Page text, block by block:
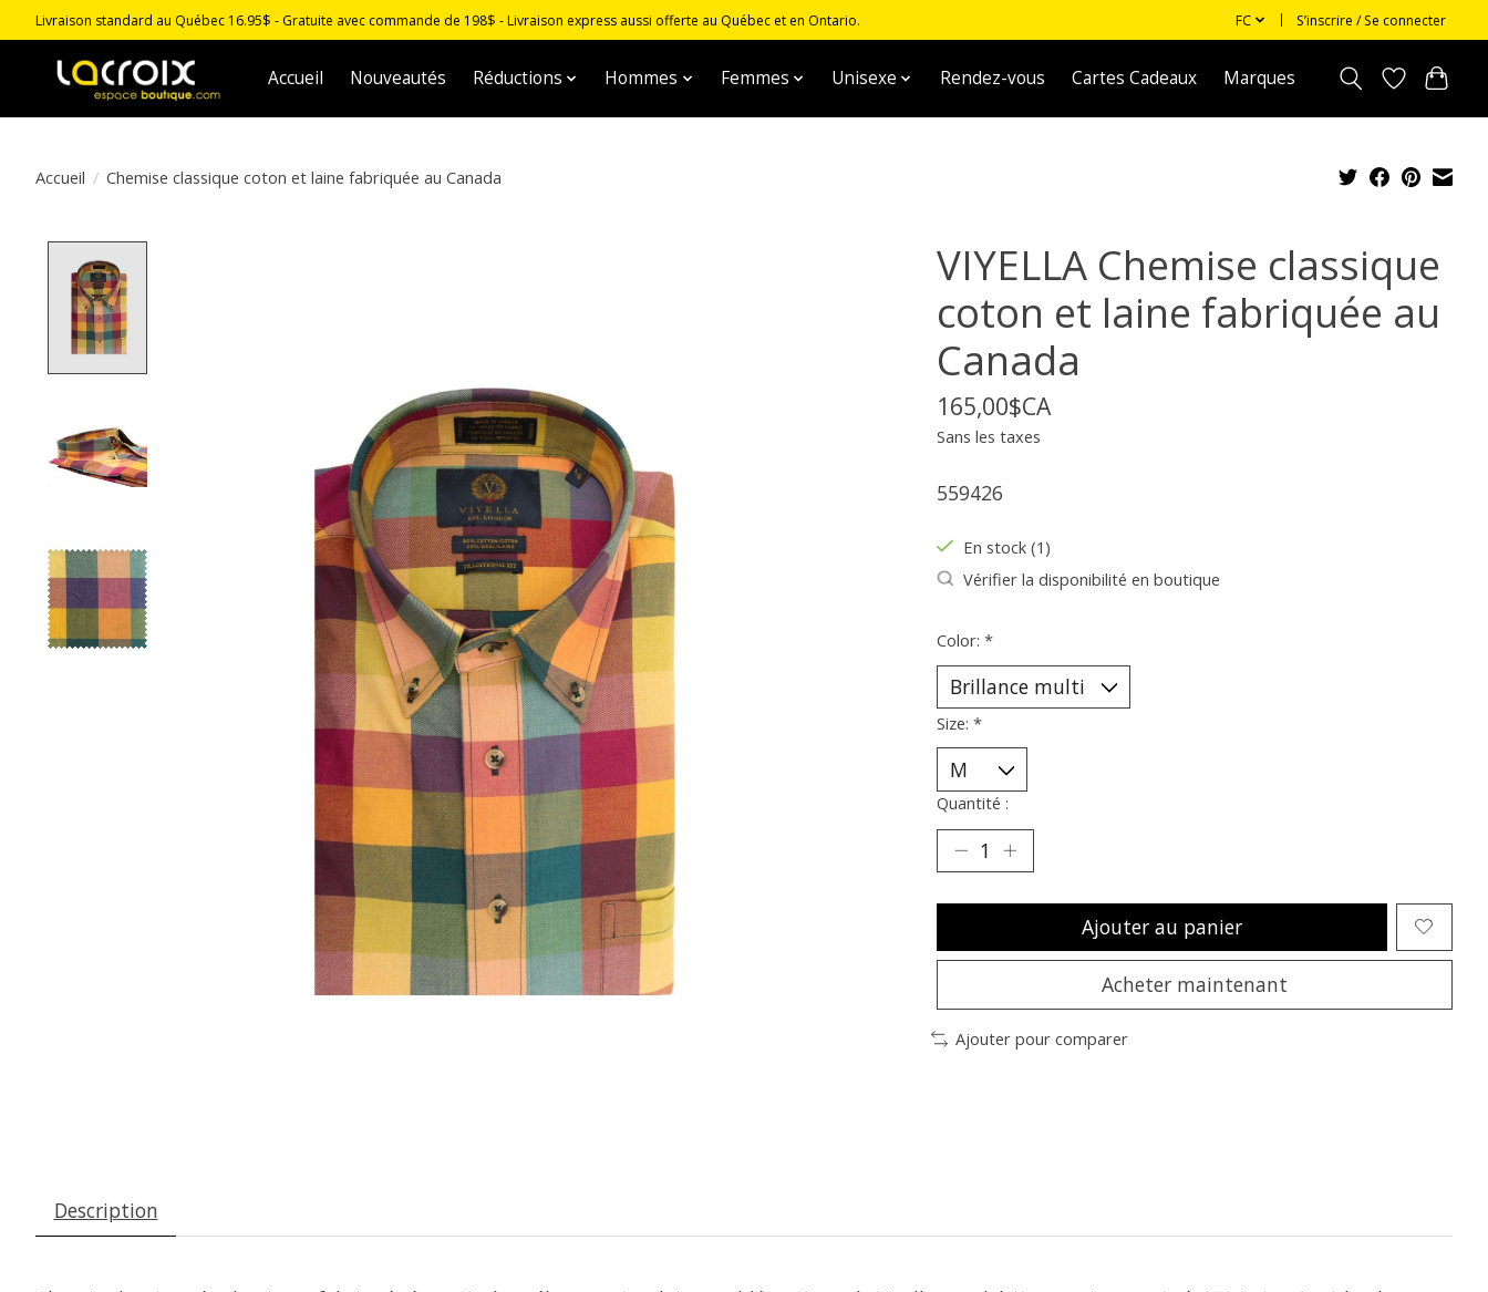
Livraison standard au Québec 16.95$ - Gratuite avec commande de 198$ - Livraison express aussi offerte au Québec et en Ontario. FC S’inscrire / Se connecter
Accueil Nouveautés Réductions Hommes Femmes Unisexe Rendez-vous Cartes Cadeaux Marques
Accueil / Chemise classique coton et laine fabriquée au Canada
VIYELLA Chemise classique
coton et laine fabriquée au
Canada
165,00$CA
Sans les taxes
559426
En stock (1)
Vérifier la disponibilité en boutique
Color: *
Size: *
Quantité :
Ajouter au panier
Acheter maintenant
Ajouter pour comparer
Description